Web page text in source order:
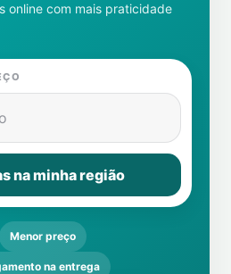
online com mais praticidade
na minha região
Menor preço
na entrega